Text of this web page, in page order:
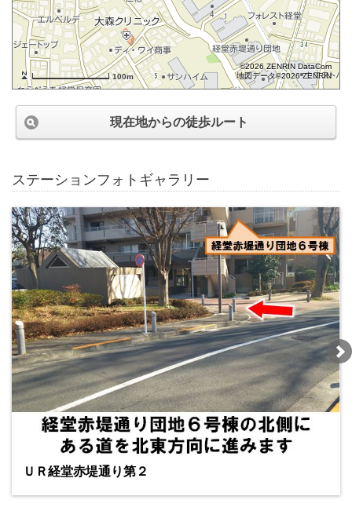
100m
©2026 ZENRIN DataCom
地図データ©2026 ZENRIN
現在地からの徒歩ルート
ステーションフォトギャラリー
ＵＲ経堂赤堤通り第２